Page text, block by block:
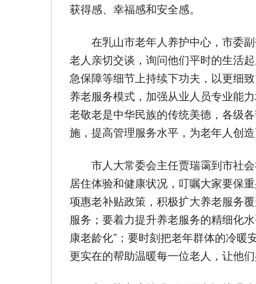
获得感、幸福感和安全感。
在乳山市老年人养护中心，市委
老人亲切交谈，询问他们平时的生活
急保障等细节上持续下功夫，以更细
养老服务模式，加强从业人员专业能
老敬老是中华民族的传统美德，各级
施，提高管理服务水平，为老年人创
市人大常委会主任贾瑞霭到市社
居住体验和健康状况，叮嘱大家要保
项惠老补贴政策，积极扩大养老服务
服务；要着力提升养老服务的精细化
康老龄化”；要时刻把老年群体的冷暖
更实在的帮助温暖每一位老人，让他们